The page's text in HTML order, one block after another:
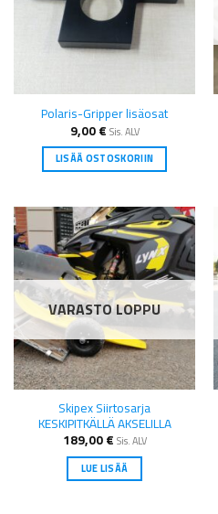
Polaris-Gripper lisäosat
9,00 € Sis. ALV
LISÄÄ OSTOSKORIIN
VARASTO LOPPU
Skipex Siirtosarja
KESKIPITKÄLLÄ AKSELILLA
189,00 € Sis. ALV
LUE LISÄÄ